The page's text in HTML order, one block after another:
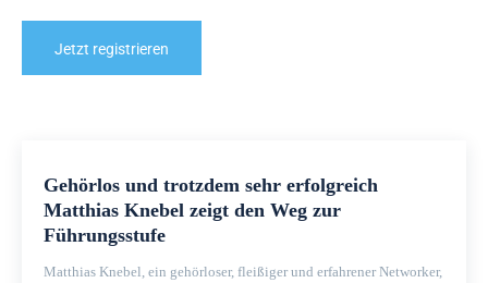
Jetzt registrieren
Gehörlos und trotzdem sehr erfolgreich
Matthias Knebel zeigt den Weg zur
Führungsstufe
Matthias Knebel, ein gehörloser, fleißiger und erfahrener Networker,